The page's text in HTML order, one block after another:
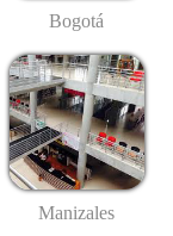
Bogotá
Manizales